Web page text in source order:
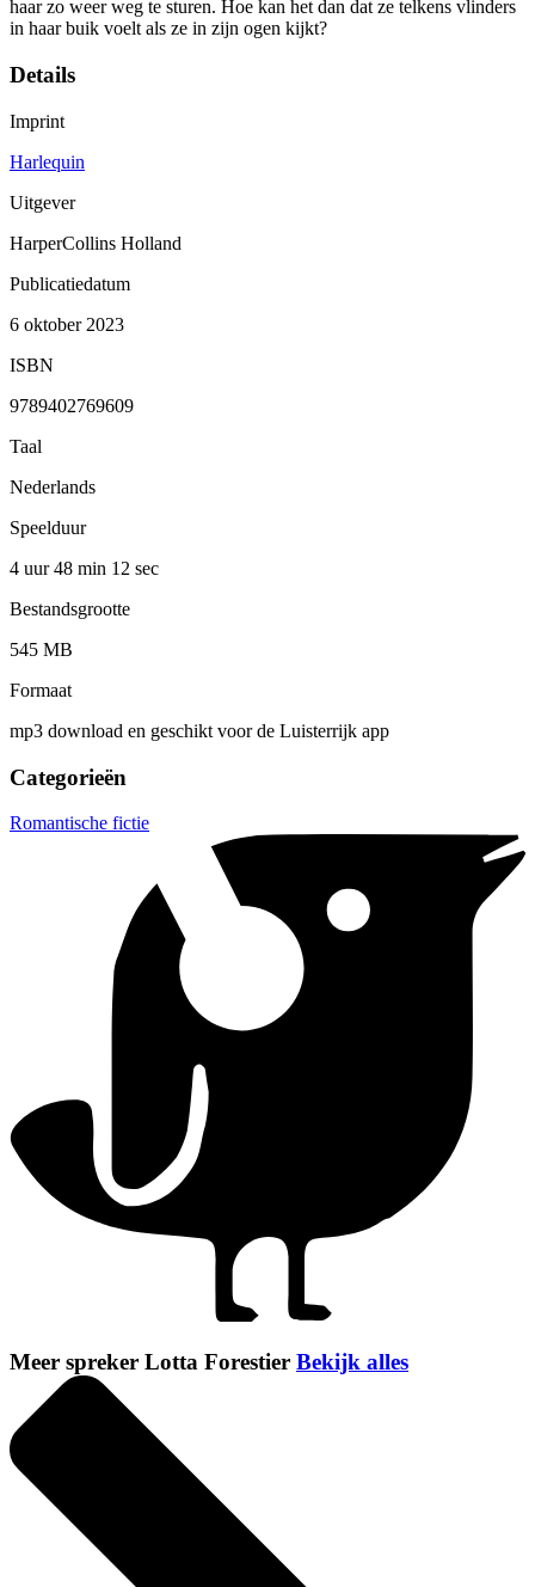
haar zo weer weg te sturen. Hoe kan het dan dat ze telkens vlinders
in haar buik voelt als ze in zijn ogen kijkt?
Details
Imprint
Harlequin
Uitgever
HarperCollins Holland
Publicatiedatum
6 oktober 2023
ISBN
9789402769609
Taal
Nederlands
Speelduur
4 uur 48 min 12 sec
Bestandsgrootte
545 MB
Formaat
mp3 download en geschikt voor de Luisterrijk app
Categorieën
Romantische fictie
Meer spreker Lotta Forestier Bekijk alles